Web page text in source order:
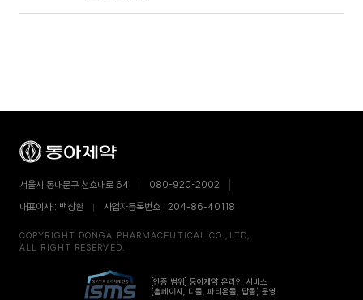
서울시 동대문구 천호대로 64
080-920-2002
대표이사 : 백상환
사업자등록번호 : 204-86-40118
COPYRIGHT DONGA PHARMACEUTICAL CO.,LTD,
ALL RIGHT RESERVED.
[인증 범위] 동아제약 온라인 서비스
(홈페이지, 디몰, 파티온몰, 답몰) 운영